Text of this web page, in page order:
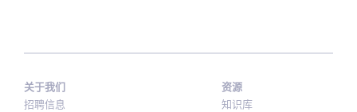
关于我们
招聘信息
资源
知识库